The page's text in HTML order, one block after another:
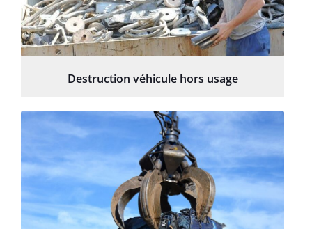
Destruction véhicule hors usage